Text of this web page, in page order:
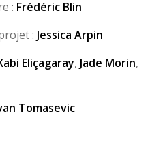
: Frédéric Blin
: Jessica Arpin
Eliçagaray, Jade Morin,
Tomasevic